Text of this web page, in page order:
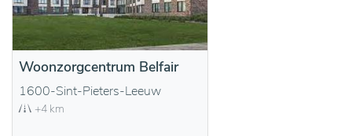
Woonzorgcentrum Belfair
1600-Sint-Pieters-Leeuw
+4 km